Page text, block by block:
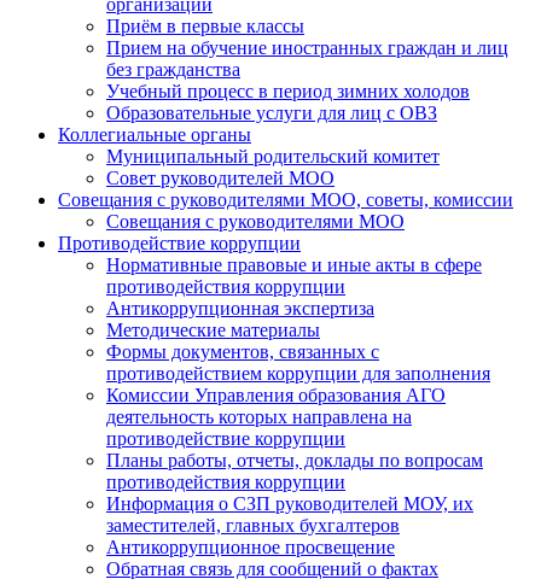
организации
Приём в первые классы
Прием на обучение иностранных граждан и лиц
без гражданства
Учебный процесс в период зимних холодов
Образовательные услуги для лиц с ОВЗ
Коллегиальные органы
Муниципальный родительский комитет
Совет руководителей МОО
Совещания с руководителями МОО, советы, комиссии
Совещания с руководителями МОО
Противодействие коррупции
Нормативные правовые и иные акты в сфере
противодействия коррупции
Антикоррупционная экспертиза
Методические материалы
Формы документов, связанных с
противодействием коррупции для заполнения
Комиссии Управления образования АГО
деятельность которых направлена на
противодействие коррупции
Планы работы, отчеты, доклады по вопросам
противодействия коррупции
Информация о СЗП руководителей МОУ, их
заместителей, главных бухгалтеров
Антикоррупционное просвещение
Обратная связь для сообщений о фактах